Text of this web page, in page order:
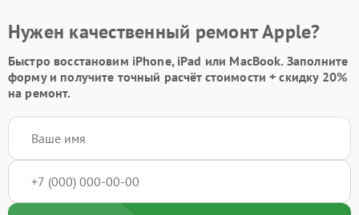
Нужен качественный ремонт Apple?
Быстро восстановим iPhone, iPad или MacBook. Заполните
формуи получите точный расчёт стоимости +скидку 20%
на ремонт.